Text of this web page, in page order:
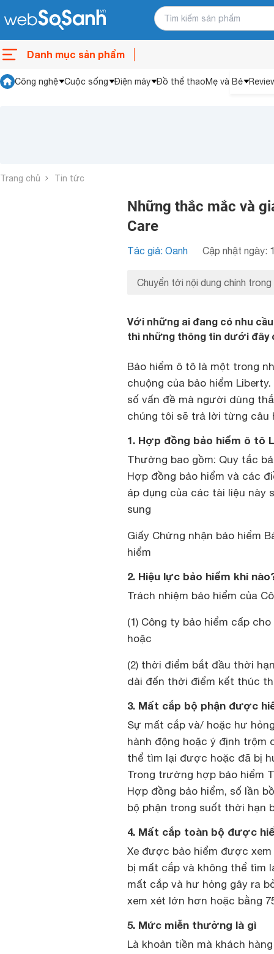
Danh mục sản phẩm
Công nghệ Cuộc sống Điện máy Đồ thể thaoMẹ và Bé
Trang chủ Tin tức
Những thắc mắc và
Care
Tác giả: Oanh Cập nhật ngày:
Chuyển tới nội dung chính trong
Với những ai đang có nhu
thì những thông tin dưới đây
Bảo hiểm ô tô là một trong
chuộng của bảo hiểm
số vấn đề mà người dùng
chúng tôi sẽ trả lời từng câu
1. Hợp đồng bảo hiểm ô tô
Thường bao gồm: Quy tắc
Hợp đồng bảo hiểm và các
áp dụng của các tài liệu này
sung
Giấy Chứng nhận bảo hiểm
hiểm
2. Hiệu lực bảo hiểm khi
Trách nhiệm bảo hiểm của
(1) Công ty bảo hiểm cấp
hoặc
(2) thời điểm bắt đầu thời
dài đến thời điểm kết thúc
3. Mất cắp bộ phận được
Sự mất cắp và/ hoặc hư
hành động hoặc ý định trộm
thể tìm lại được hoặc đã bị
Trong trường hợp bảo hiểm
Hợp đồng bảo hiểm, số lần
bộ phận trong suốt thời hạn
4. Mất cắp toàn bộ được
Xe được bảo hiểm được
bị mất cắp và không thể tìm
mất cắp và hư hỏng gây ra
xem xét lớn hơn hoặc bằng
5. Mức miễn thường là gì
Là khoản tiền mà khách